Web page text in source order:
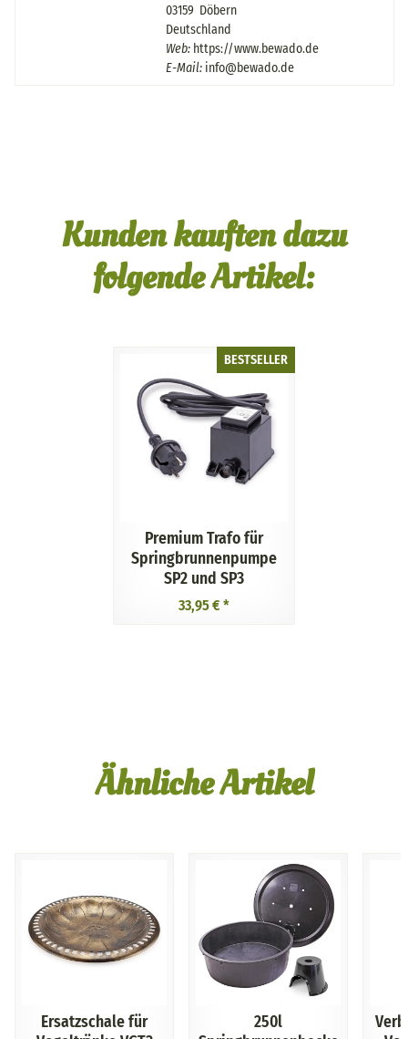
03159 Döbern
Deutschland
Web: https://www.bewado.de
E-Mail: info@bewado.de
Kunden kauften dazu
folgende Artikel:
BESTSELLER
Premium Trafo für
Springbrunnenpumpe
SP2 und SP3
33,95 € *
Ähnliche Artikel
Ersatzschale für
250l